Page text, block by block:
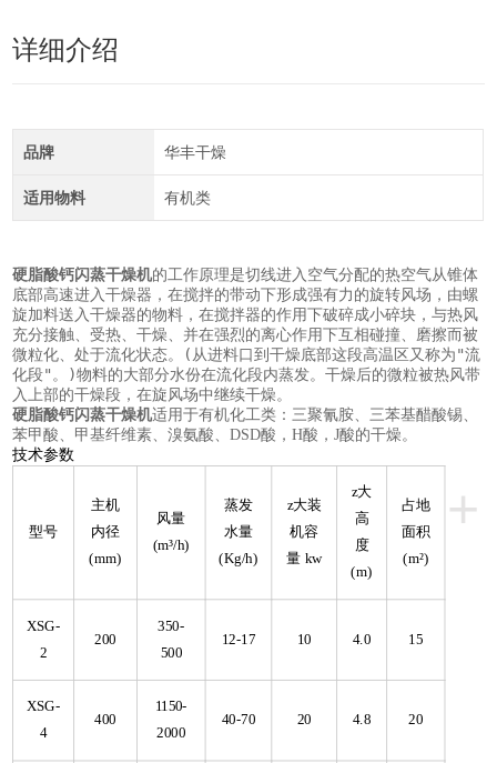
详细介绍
品牌 华丰干燥
适用物料 有机类
硬脂酸钙闪蒸干燥机的工作原理是切线进入空气分配的热空气从锥体
底部高速进入干燥器，在搅拌的带动下形成强有力的旋转风场，由螺
旋加料送入干燥器的物料，在搅拌器的作用下破碎成小碎块，与热风
充分接触、受热、干燥、并在强烈的离心作用下互相碰撞、磨擦而被
微粒化、处于流化状态。(从进料口到干燥底部这段高温区又称为"流
化段"。)物料的大部分水份在流化段内蒸发。干燥后的微粒被热风带
入上部的干燥段，在旋风场中继续干燥。
硬脂酸钙闪蒸干燥机适用于有机化工类：三聚氰胺、三苯基醋酸锡、
苯甲酸、甲基纤维素、溴氨酸、DSD酸，H酸，J酸的干燥。
技术参数
+
型号
主机
内径
(mm)
风量
(m³/h)
蒸发
水量
(Kg/h)
z大装
机容
量 kw
z大
高
度
(m)
占地
面积
(m²)
XSG-
2
200
350-
500
12-17 10 4.0 15
XSG-
4
400
1150-
2000
40-70 20 4.8 20